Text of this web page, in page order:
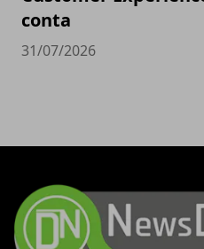
conta
31/07/2026